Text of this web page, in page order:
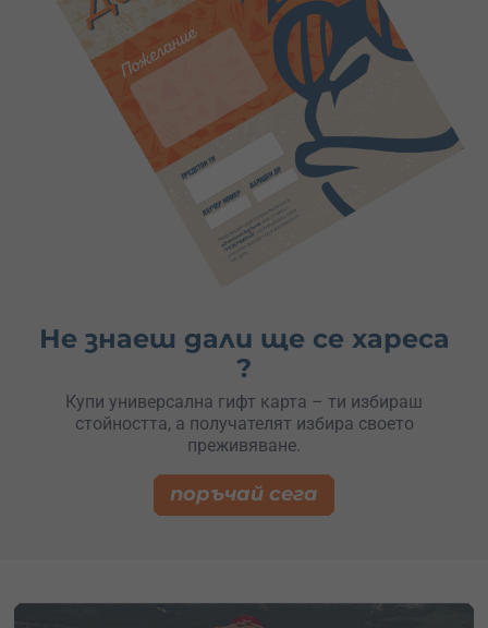
Не знаеш дали ще се хареса
?
Купи универсална гифт карта – ти избираш
стойността, а получателят избира своето
преживяване.
поръчай сега